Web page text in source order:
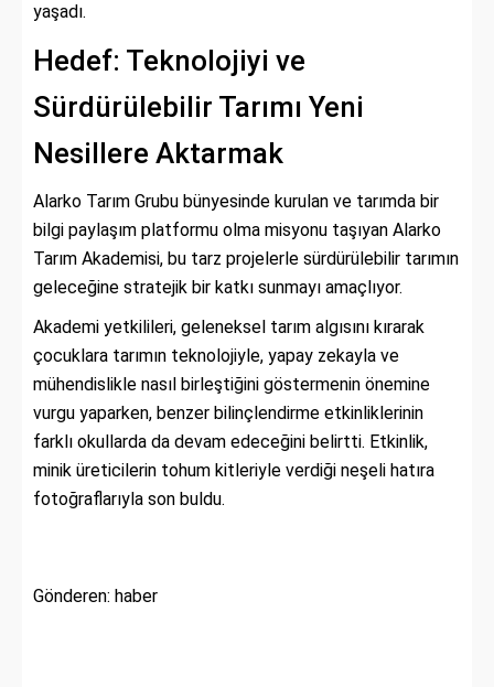
yaşadı.
Hedef: Teknolojiyi ve
Sürdürülebilir Tarımı Yeni
Nesillere Aktarmak
Alarko Tarım Grubu bünyesinde kurulan ve tarımda bir
bilgi paylaşım platformu olma misyonu taşıyan Alarko
Tarım Akademisi, bu tarz projelerle sürdürülebilir tarımın
geleceğine stratejik bir katkı sunmayı amaçlıyor.
Akademi yetkilileri, geleneksel tarım algısını kırarak
çocuklara tarımın teknolojiyle, yapay zekayla ve
mühendislikle nasıl birleştiğini göstermenin önemine
vurgu yaparken, benzer bilinçlendirme etkinliklerinin
farklı okullarda da devam edeceğini belirtti. Etkinlik,
minik üreticilerin tohum kitleriyle verdiği neşeli hatıra
fotoğraflarıyla son buldu.
Gönderen: haber